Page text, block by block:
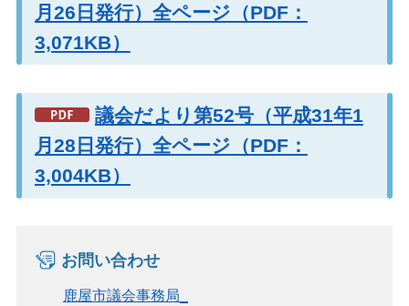
月26日発行）全ページ（PDF：
3,071KB）
議会だより第52号（平成31年1
月28日発行）全ページ（PDF：
3,004KB）
お問い合わせ
鹿屋市議会事務局_